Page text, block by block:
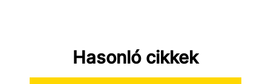
Hasonló cikkek